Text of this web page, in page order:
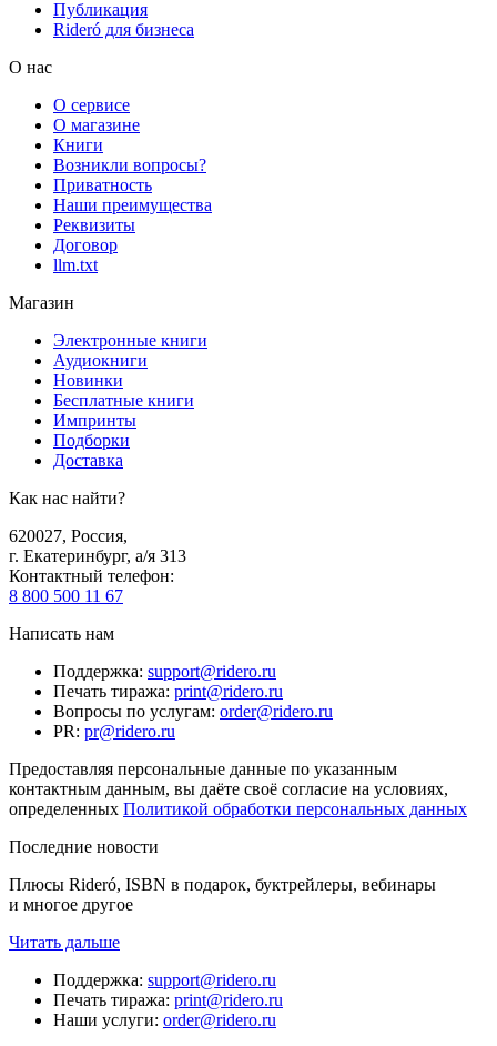
Публикация
Rideró для бизнеса
О нас
О сервисе
О магазине
Книги
Возникли вопросы?
Приватность
Наши преимущества
Реквизиты
Договор
llm.txt
Магазин
Электронные книги
Аудиокниги
Новинки
Бесплатные книги
Импринты
Подборки
Доставка
Как нас найти?
620027, Россия,
г. Екатеринбург, а/я 313
Контактный телефон:
8 800 500 11 67
Написать нам
Поддержка: support@ridero.ru
Печать тиража: print@ridero.ru
Вопросы по услугам: order@ridero.ru
PR: pr@ridero.ru
Предоставляя персональные данные по указанным
контактным данным, вы даёте своё согласие на условиях,
определенных Политикой обработки персональных данных
Последние новости
Плюсы Rideró, ISBN в подарок, буктрейлеры, вебинары
и многое другое
Читать дальше
Поддержка: support@ridero.ru
Печать тиража: print@ridero.ru
Наши услуги: order@ridero.ru